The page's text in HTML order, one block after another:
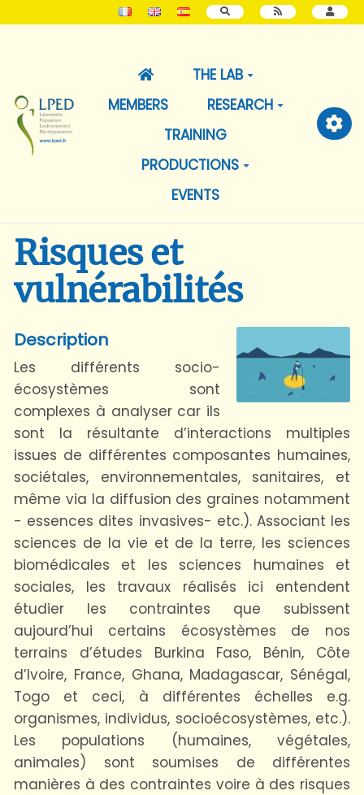
SEARCH
THE LAB
MEMBERS
RESEARCH
TRAINING
PRODUCTIONS
EVENTS
Risques et
vulnérabilités
Description
Les différents socio-
écosystèmes sont
complexes à analyser car ils
sont la résultante d’interactions multiples
issues de différentes composantes humaines,
sociétales, environnementales, sanitaires, et
même via la diffusion des graines notamment
- essences dites invasives- etc.). Associant les
sciences de la vie et de la terre, les sciences
biomédicales et les sciences humaines et
sociales, les travaux réalisés ici entendent
étudier les contraintes que subissent
aujourd’hui certains écosystèmes de nos
terrains d’études Burkina Faso, Bénin, Côte
d’Ivoire, France, Ghana, Madagascar, Sénégal,
Togo et ceci, à différentes échelles e.g.
organismes, individus, socioécosystèmes, etc.).
Les populations (humaines, végétales,
animales) sont soumises de différentes
manières à des contraintes voire à des risques